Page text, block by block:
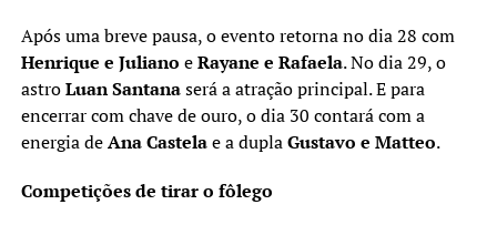
Após uma breve pausa, o evento retorna no dia 28 com
Henrique e Juliano eRayane e Rafaela. No dia 29, o
astroLuan Santanaserá a atração principal. E para
encerrar com chave de ouro, o dia 30 contará com a
energia deAna Castelae a duplaGustavo e Matteo.
Competições de tirar o fôlego